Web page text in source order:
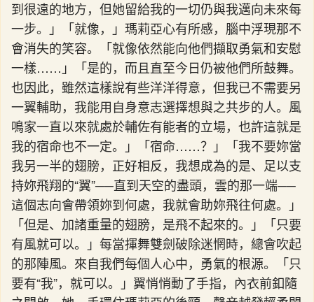
到很遠的地方，但她留給我的一切仍與我邁向未來每
一步。」「就像，」瑪莉亞心有所感，腦中浮現那不
會消失的笑容。「就像依然能向他們擷取勇氣和安慰
一樣……」「是的，而且直至今日仍被他們所鼓舞。
也因此，雖然這樣說有些洋洋得意，但我已不需要另
一翼輔助，我能用自身意志選擇想與之共步的人。風
鳴家一直以來就處於輔佐有能者的立場，也許這就是
我的宿命也不一定。」「宿命……？」「我不要妳當
我另一半的翅膀，正好相反，我想成為的是、足以支
持妳飛翔的“翼”──直到天空的盡頭，雲的那一端──
這個志向會帶領妳到何處，我就會助妳飛往何處。」
「但是、加諸重量的翅膀，是飛不起來的。」「只要
有風就可以。」每當揮舞雙劍破除迷惘時，總會吹起
的那陣風。來自我們每個人心中，勇氣的根源。「只
要有“我”，就可以。」翼悄悄動了手指，內衣前釦隨